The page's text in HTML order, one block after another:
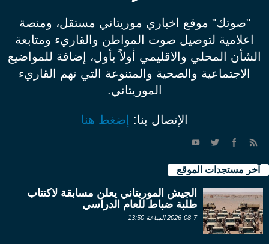
"صوتك" موقع اخباري موريتاني مستقل، ومنصة
اعلامية لتوصيل صوت المواطن والقاريء ومتابعة
الشأن المحلي والاقليمي أولاً بأول، إضافة للمواضيع
الاجتماعية والصحية والمتنوعة التي تهم القاريء
الموريتاني.
الإتصال بنا: إضغط هنا
آخر مستجدات الموقع
الجيش الموريتاني يعلن مسابقة لاكتتاب
طلبة ضباط للعام الدراسي
2026-08-7 الساعة 13:50